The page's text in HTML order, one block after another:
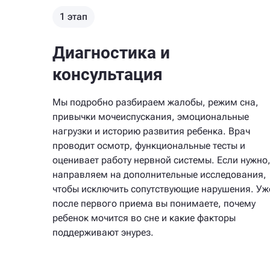
1 этап
Диагностика и
консультация
Мы подробно разбираем жалобы, режим сна,
привычки мочеиспускания, эмоциональные
нагрузки и историю развития ребенка. Врач
проводит осмотр, функциональные тесты и
оценивает работу нервной системы. Если нужно,
направляем на дополнительные исследования,
чтобы исключить сопутствующие нарушения.
после первого приема вы понимаете, почему
ребенок мочится во сне и какие факторы
поддерживают энурез.